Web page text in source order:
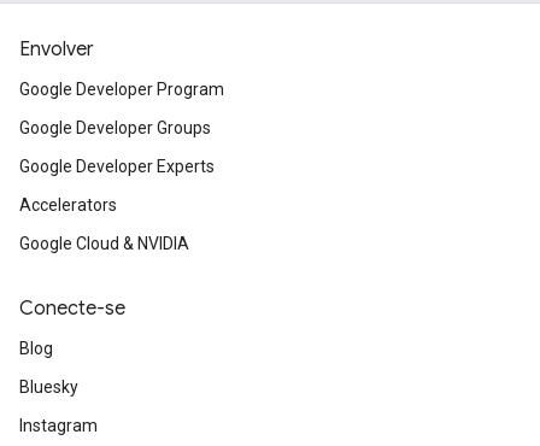
Envolver
Google Developer Program
Google Developer Groups
Google Developer Experts
Accelerators
Google Cloud & NVIDIA
Conecte-se
Blog
Bluesky
Instagram